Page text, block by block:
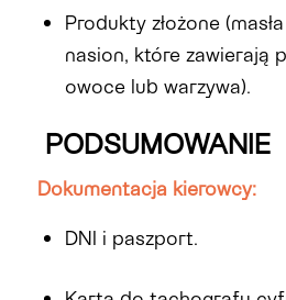
Produkty złożone
nasion, które zawierają
owoce lub warzywa).
PODSUMOWANIE
Dokumentacja kierowcy:
DNI i paszport.